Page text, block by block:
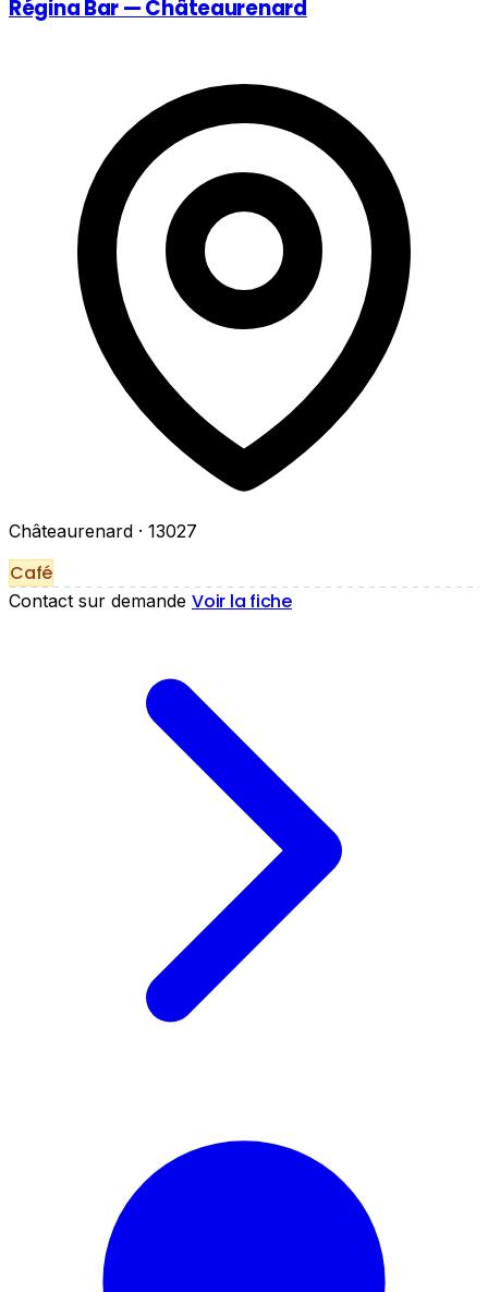
Régina Bar — Châteaurenard
Châteaurenard · 13027
Café
Contact sur demande Voir la fiche